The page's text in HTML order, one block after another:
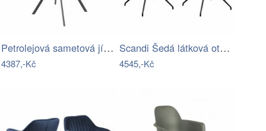
Petrolejová sametová jídelní židle…
4387,-Kč
Scandi Šedá látková otočná jídelní…
4545,-Kč